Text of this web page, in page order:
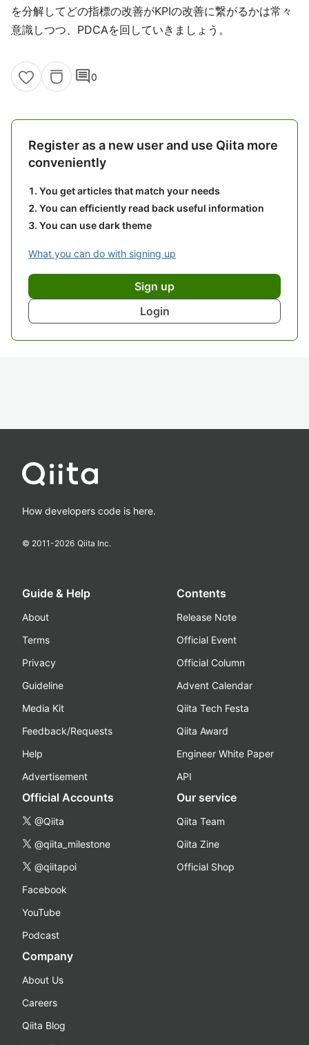
を分解してどの指標の改善がKPIの改善に繋がるかは常々
意識しつつ、PDCAを回していきましょう。
comment0
Register as a new user and use Qiita more
conveniently
You get articles that match your needs
You can efficiently read back useful information
You can use dark theme
What you can do with signing up
Sign up
Login
How developers code is here.
© 2011-2026 Qiita Inc.
Guide & Help
About
Terms
Privacy
Guideline
Media Kit
Feedback/Requests
Help
Advertisement
Contents
Release Note
Official Event
Official Column
Advent Calendar
Qiita Tech Festa
Qiita Award
Engineer White Paper
API
Official Accounts
@Qiita
@qiita_milestone
@qiitapoi
Facebook
YouTube
Podcast
Our service
Qiita Team
Qiita Zine
Official Shop
Company
About Us
Careers
Qiita Blog